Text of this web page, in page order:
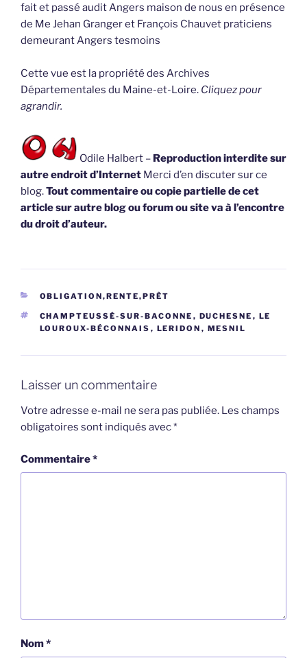
fait et passé audit Angers maison de nous en présence
de Me Jehan Granger et François Chauvet praticiens
demeurant Angers tesmoins
Cette vue est la propriété des Archives
Départementales du Maine-et-Loire. Cliquez pour
agrandir.
Odile Halbert – Reproduction interdite sur
autre endroit d’Internet Merci d’en discuter sur ce
blog.Tout commentaire ou copie partielle de cet
article sur autre blog ou forum ou site va à l’encontre
du droit d’auteur.
CATÉGORIES
OBLIGATION,RENTE,PRÊT
ÉTIQUETTES
CHAMPTEUSSÉ-SUR-BACONNE , DUCHESNE , LE
LOUROUX-BÉCONNAIS , LERIDON , MESNIL
Laisser un commentaire
Votre adresse e-mail ne sera pas publiée. Les champs
obligatoires sont indiqués avec*
Commentaire*
Nom*